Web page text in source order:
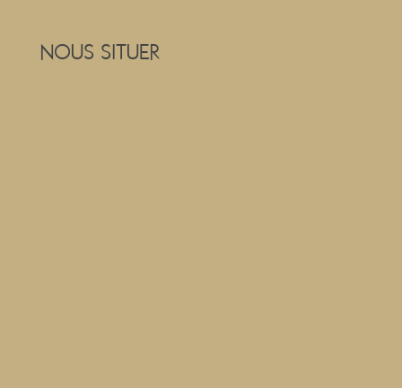
NOUS SITUER